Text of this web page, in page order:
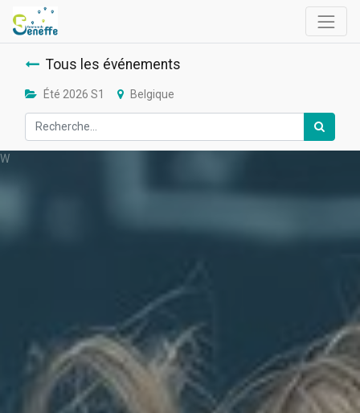
Tous les événements
Été 2026 S1 Belgique
W